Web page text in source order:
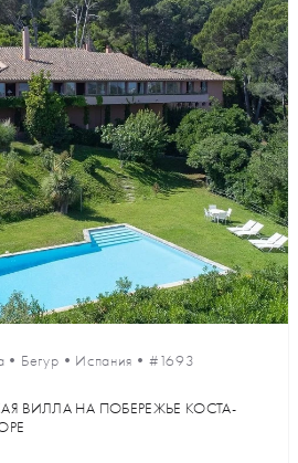
• Бегур • Испания • #1693
ВИЛЛА НА ПОБЕРЕЖЬЕ КОСТА-